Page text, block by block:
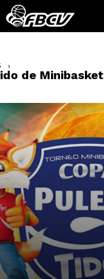
de Minibasket